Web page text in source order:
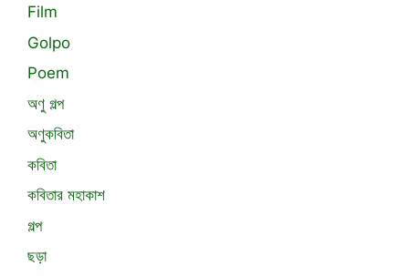
Film
Golpo
Poem
অণু গল্প
অণুকবিতা
কবিতা
কবিতার মহাকাশ
গল্প
ছড়া